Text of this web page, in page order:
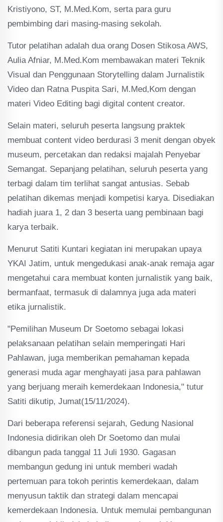
Kristiyono, ST, M.Med.Kom, serta para guru
pembimbing dari masing-masing sekolah.
Tutor pelatihan adalah dua orang Dosen Stikosa AWS,
Aulia Afniar, M.Med.Kom membawakan materi Teknik
Visual dan Penggunaan Storytelling dalam Jurnalistik
Video dan Ratna Puspita Sari, M.Med,Kom dengan
materi Video Editing bagi digital content creator.
Selain materi, seluruh peserta langsung praktek
membuat content video berdurasi 3 menit dengan obyek
museum, percetakan dan redaksi majalah Penyebar
Semangat. Sepanjang pelatihan, seluruh peserta yang
terbagi dalam tim terlihat sangat antusias. Sebab
pelatihan dikemas menjadi kompetisi karya. Disediakan
hadiah juara 1, 2 dan 3 beserta uang pembinaan bagi
karya terbaik.
Menurut Satiti Kuntari kegiatan ini merupakan upaya
YKAI Jatim, untuk mengedukasi anak-anak remaja agar
mengetahui cara membuat konten jurnalistik yang baik,
bermanfaat, termasuk di dalamnya juga ada materi
etika jurnalistik.
"Pemilihan Museum Dr Soetomo sebagai lokasi
pelaksanaan pelatihan selain memperingati Hari
Pahlawan, juga memberikan pemahaman kepada
generasi muda agar menghayati jasa para pahlawan
yang berjuang meraih kemerdekaan Indonesia," tutur
Satiti dikutip, Jumat(15/11/2024).
Dari beberapa referensi sejarah, Gedung Nasional
Indonesia didirikan oleh Dr Soetomo dan mulai
dibangun pada tanggal 11 Juli 1930. Gagasan
membangun gedung ini untuk memberi wadah
pertemuan para tokoh perintis kemerdekaan, dalam
menyusun taktik dan strategi dalam mencapai
kemerdekaan Indonesia. Untuk memulai pembangunan